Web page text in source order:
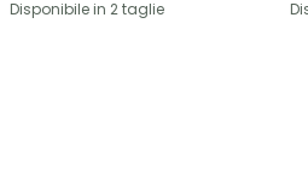
Disponibile in 2 taglie